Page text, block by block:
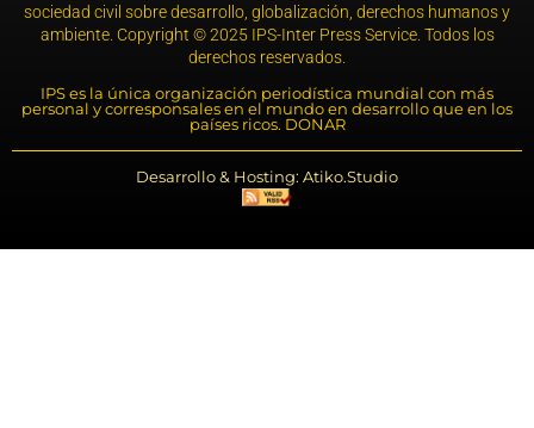
sociedad civil sobre desarrollo, globalización, derechos humanos y
ambiente. Copyright © 2025 IPS-Inter Press Service. Todos los
derechos reservados.
IPS es la única organización periodística mundial con más
personal y corresponsales en el mundo en desarrollo que en los
países ricos. DONAR
Desarrollo & Hosting: Atiko.Studio